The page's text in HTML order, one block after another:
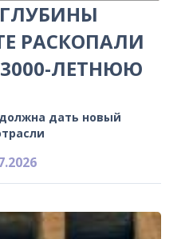
РАСКОПАЛИ
ЛЕТНЮЮ
дать новый